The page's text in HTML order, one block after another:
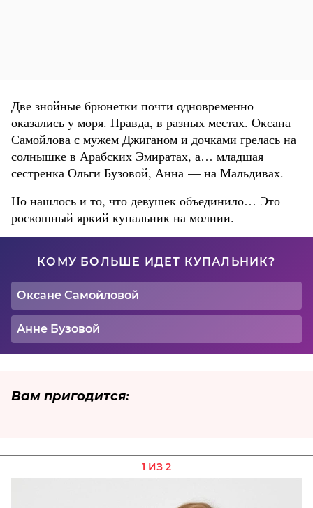
Две знойные брюнетки почти одновременно
оказались у моря. Правда, в разных местах. Оксана
Самойлова с мужем Джиганом и дочками грелась на
солнышке в Арабских Эмиратах, а… младшая
сестренка Ольги Бузовой, Анна — на Мальдивах.
Но нашлось и то, что девушек объединило… Это
роскошный яркий купальник на молнии.
КОМУ БОЛЬШЕ ИДЕТ КУПАЛЬНИК?
Оксане Самойловой
Анне Бузовой
Вам пригодится:
1 ИЗ 2